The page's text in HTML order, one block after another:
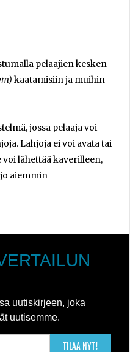
pelaajien kesken
kaatamisiin ja muihin
jossa pelaaja voi
Lahjoja ei voi avata tai
voi lähettää kaverilleen,
aiemmin
uutiskirjeen, joka
uutisemme.
TILAA NYT!